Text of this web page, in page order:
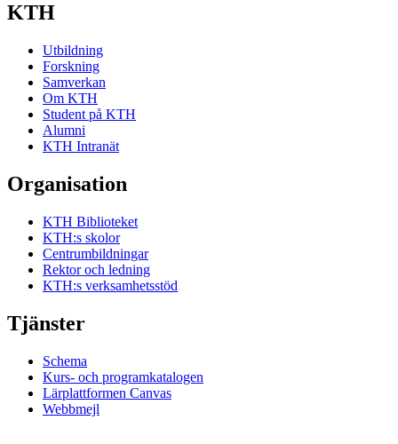
KTH
Utbildning
Forskning
Samverkan
Om KTH
Student på KTH
Alumni
KTH Intranät
Organisation
KTH Biblioteket
KTH:s skolor
Centrumbildningar
Rektor och ledning
KTH:s verksamhetsstöd
Tjänster
Schema
Kurs- och programkatalogen
Lärplattformen Canvas
Webbmejl